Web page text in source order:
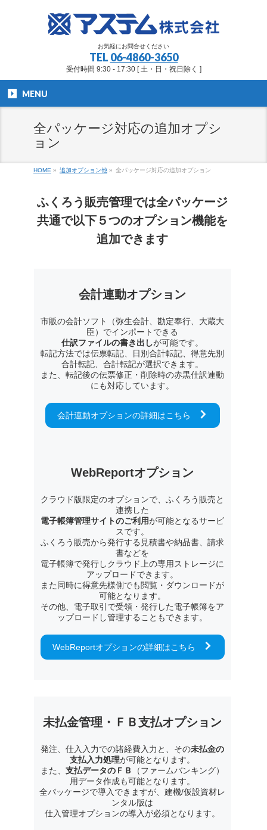
お気軽にお問合せください
TEL 06-4860-3650
受付時間 9:30 - 17:30 [ 土・日・祝日除く ]
MENU
全パッケージ対応の追加オプシ
ョン
HOME » 追加オプション他 » 全パッケージ対応の追加オプション
ふくろう販売管理では全パッケージ
共通で以下５つのオプション機能を
追加できます
会計連動オプション
市販の会計ソフト（弥生会計、勘定奉行、大蔵大
臣）でインポートできる
仕訳ファイルの書き出しが可能です。
転記方法では伝票転記、日別合計転記、得意先別
合計転記、合計転記が選択できます。
また、転記後の伝票修正・削除時の赤黒仕訳連動
にも対応しています。
会計連動オプションの詳細はこちら
WebReportオプション
クラウド版限定のオプションで、ふくろう販売と
連携した
電子帳簿管理サイトのご利用が可能となるサービ
スです。
ふくろう販売から発行する見積書や納品書、請求
書などを
電子帳簿で発行しクラウド上の専用ストレージに
アップロードできます。
また同時に得意先様側でも閲覧・ダウンロードが
可能となります。
その他、電子取引で受領・発行した電子帳簿をア
ップロードし管理することもできます。
WebReportオプションの詳細はこちら
未払金管理・ＦＢ支払オプション
発注、仕入入力での諸経費入力と、その未払金の
支払入力処理が可能となります。
また、支払データのＦＢ
（ファームバンキング）
用データ作成も可能となります。
全パッケージで導入できますが、建機/仮設資材レ
ンタル版は
仕入管理オプションの導入が必須となります。